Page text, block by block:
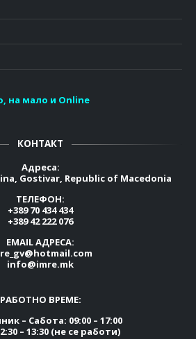
на мало и Online
КОНТАКТ
Адреса:
Gostivar, Republic of Macedonia
ТЕЛЕФОН:
+389 70 434 434
+389 42 222 076
EMAIL АДРЕСА:
info@imre.mk
РАБОТНО ВРЕМЕ:
– Сабота: 09:00 – 17:00
– 13:30 (не се работи)